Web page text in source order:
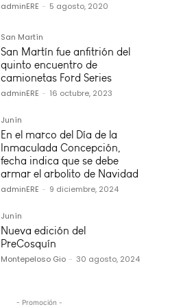
adminERE - 5 agosto, 2020
San Martín
San Martín fue anfitrión del
quinto encuentro de
camionetas Ford Series
adminERE - 16 octubre, 2023
Junín
En el marco del Día de la
Inmaculada Concepción,
fecha indica que se debe
armar el arbolito de Navidad
adminERE - 9 diciembre, 2024
Junín
Nueva edición del
PreCosquín
Montepeloso Gio - 30 agosto, 2024
- Promoción -